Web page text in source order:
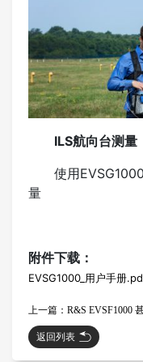
ILS航向台测量
使用
量
附件下载：
EVSG1000_用户手册
返回列表